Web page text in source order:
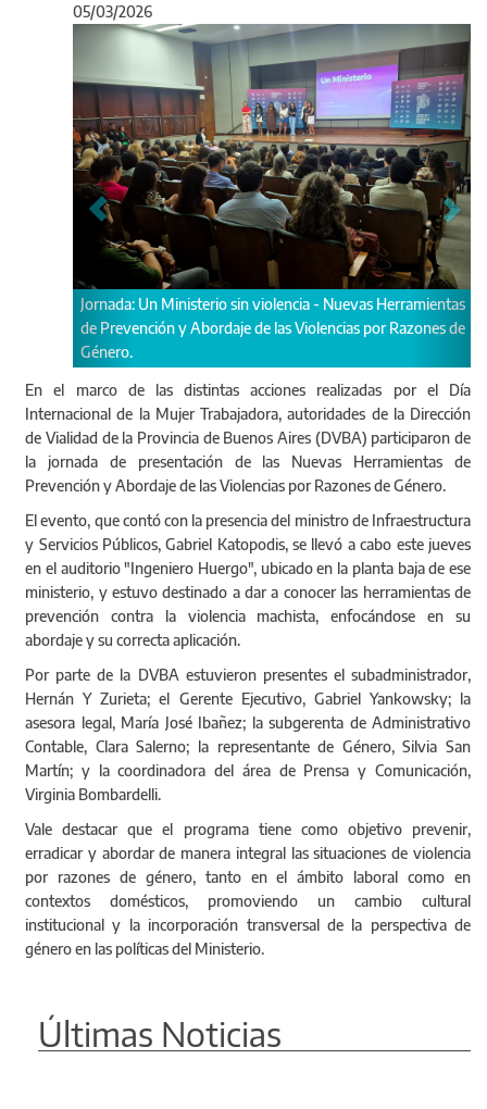
05/03/2026
Jornada: Un Ministerio sin violencia - Nuevas Herramientas
de Prevención y Abordaje de las Violencias por Razones de
Género.
Anterior
En el marco de las distintas acciones realizadas por el Día
Internacional de la Mujer Trabajadora, autoridades de la Dirección
de Vialidad de la Provincia de Buenos Aires (DVBA) participaron de
la jornada de presentación de las Nuevas Herramientas de
Prevención y Abordaje de las Violencias por Razones de Género.
El evento, que contó con la presencia del ministro de Infraestructura
y Servicios Públicos, Gabriel Katopodis, se llevó a cabo este jueves
en el auditorio "Ingeniero Huergo", ubicado en la planta baja de ese
ministerio, y estuvo destinado a dar a conocer las herramientas de
prevención contra la violencia machista, enfocándose en su
abordaje y su correcta aplicación.
Por parte de la DVBA estuvieron presentes el subadministrador,
Hernán Y Zurieta; el Gerente Ejecutivo, Gabriel Yankowsky; la
asesora legal, María José Ibañez; la subgerenta de Administrativo
Contable, Clara Salerno; la representante de Género, Silvia San
Martín; y la coordinadora del área de Prensa y Comunicación,
Virginia Bombardelli.
Vale destacar que el programa tiene como objetivo prevenir,
erradicar y abordar de manera integral las situaciones de violencia
por razones de género, tanto en el ámbito laboral como en
contextos domésticos, promoviendo un cambio cultural
institucional y la incorporación transversal de la perspectiva de
género en las políticas del Ministerio.
Últimas Noticias